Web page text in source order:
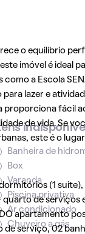
o equilíbrio
imóvel é ideal
a Escola
lazer e
fácil
de vida. Se
este é o
(1 suite),
de serviços
apartamento
serviço, 02
Banheira de
Box
Varanda
Piscina privativa
Ar condicionado
Chuveiro a gás